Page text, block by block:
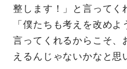
整します！」と言ってく
「僕たちも考えを改め
言ってくれるからこそ、
えるんじゃないかなと思